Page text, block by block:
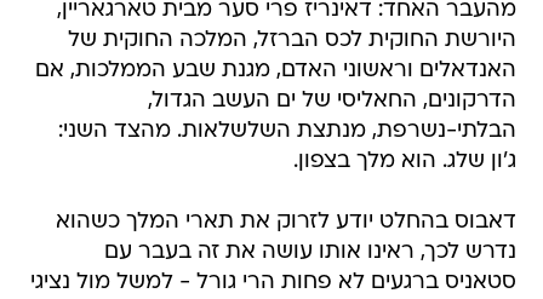
מהעבר האחד: דאינריז פרי סער מבית טארגאריין,
היורשת החוקית לכס הברזל, המלכה החוקית של
האנדאלים וראשוני האדם, מגנת שבע הממלכות, אם
הדרקונים, החאליסי של ים העשב הגדול,
הבלתי-נשרפת, מנתצת השלשלאות. מהצד השני:
ג'ון שלג. הוא מלך בצפון.
דאבוס בהחלט יודע לזרוק את תארי המלך כשהוא
נדרש לכך, ראינו אותו עושה את זה בעבר עם
סטאניס ברגעים לא פחות הרי גורל - למשל מול נציגי